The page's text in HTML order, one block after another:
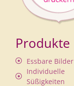
Produkte
Essbare Bilder
Individuelle
Süßigkeiten